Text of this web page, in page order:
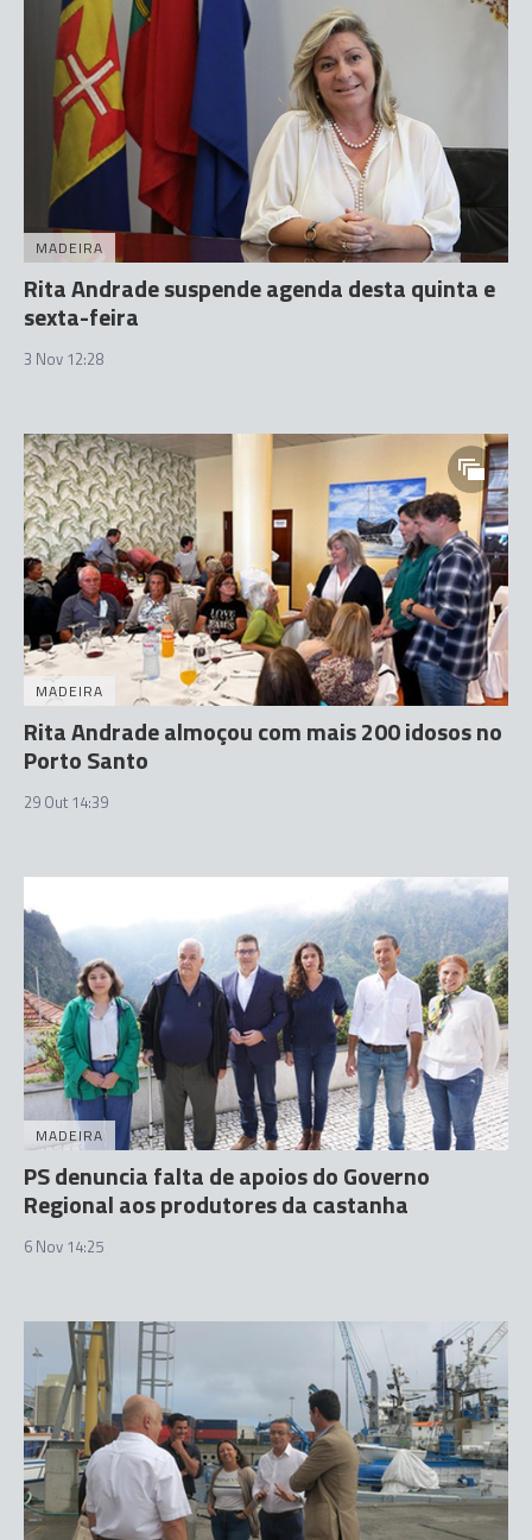
MADEIRA
Rita Andrade suspende agenda desta quinta e
sexta-feira
3 Nov 12:28
MADEIRA
Rita Andrade almoçou com mais 200 idosos no
Porto Santo
29 Out 14:39
MADEIRA
PS denuncia falta de apoios do Governo
Regional aos produtores da castanha
6 Nov 14:25